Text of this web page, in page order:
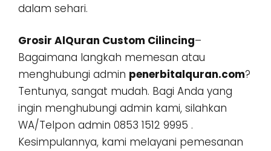
dalam sehari.
Grosir AlQuran Custom Cilincing–
Bagaimana langkah memesan atau
menghubungi admin penerbitalquran.com?
Tentunya, sangat mudah. Bagi Anda yang
ingin menghubungi admin kami, silahkan
WA/Telpon admin 0853 1512 9995 .
Kesimpulannya, kami melayani pemesanan